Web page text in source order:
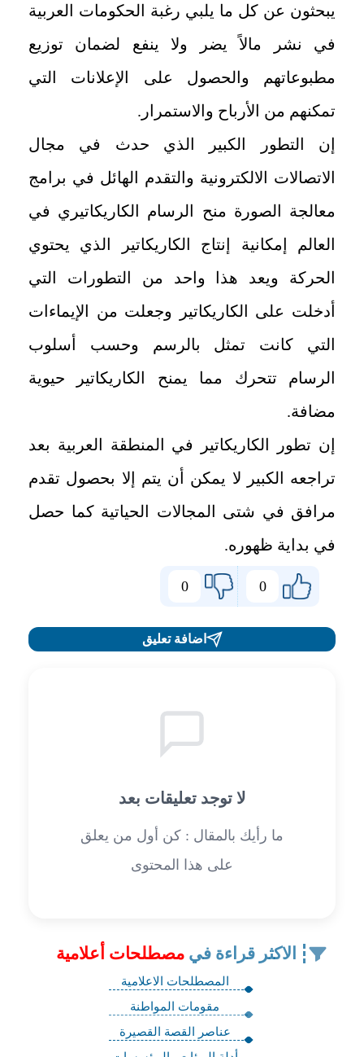
يبحثون عن كل ما يلبي رغبة الحكومات العربية
في نشر مالاً يضر ولا ينفع لضمان توزيع
مطبوعاتهم والحصول على الإعلانات التي
تمكنهم من الأرباح والاستمرار.
إن التطور الكبير الذي حدث في مجال
الاتصالات الالكترونية والتقدم الهائل في برامج
معالجة الصورة منح الرسام الكاريكاتيري في
العالم إمكانية إنتاج الكاريكاتير الذي يحتوي
الحركة ويعد هذا واحد من التطورات التي
أدخلت على الكاريكاتير وجعلت من الإيماءات
التي كانت تمثل بالرسم وحسب أسلوب
الرسام تتحرك مما يمنح الكاريكاتير حيوية
مضافة.
إن تطور الكاريكاتير في المنطقة العربية بعد
تراجعه الكبير لا يمكن أن يتم إلا بحصول تقدم
مرافق في شتى المجالات الحياتية كما حصل
في بداية ظهوره.
0
0
اضافة تعليق
لا توجد تعليقات بعد
ما رأيك بالمقال : كن أول من يعلق
على هذا المحتوى
الاكثر قراءة في مصطلحات أعلامية
المصطلحات الاعلامية
مقومات المواطنة
عناصر القصة القصيرة